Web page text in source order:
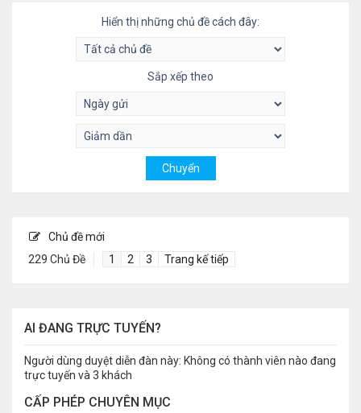
Hiển thị những chủ đề cách đây:
Sắp xếp theo
Chủ đề mới
229 Chủ Đề
1 2 3 Trang kế tiếp
AI ĐANG TRỰC TUYẾN?
Người dùng duyệt diễn đàn này: Không có thành viên nào đang
trực tuyến và 3 khách
CẤP PHÉP CHUYÊN MỤC